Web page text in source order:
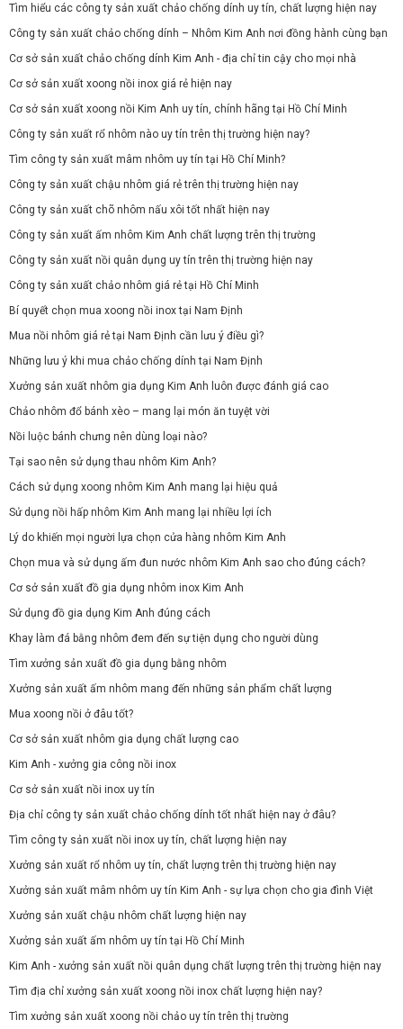
Tìm hiểu các công ty sản xuất chảo chống dính uy tín, chất lượng hiện nay
Công ty sản xuất chảo chống dính – Nhôm Kim Anh nơi đồng hành cùng bạn
Cơ sở sản xuất chảo chống dính Kim Anh - địa chỉ tin cậy cho mọi nhà
Cơ sở sản xuất xoong nồi inox giá rẻ hiện nay
Cơ sở sản xuất xoong nồi Kim Anh uy tín, chính hãng tại Hồ Chí Minh
Công ty sản xuất rổ nhôm nào uy tín trên thị trường hiện nay?
Tìm công ty sản xuất mâm nhôm uy tín tại Hồ Chí Minh?
Công ty sản xuất chậu nhôm giá rẻ trên thị trường hiện nay
Công ty sản xuất chõ nhôm nấu xôi tốt nhất hiện nay
Công ty sản xuất ấm nhôm Kim Anh chất lượng trên thị trường
Công ty sản xuất nồi quân dụng uy tín trên thị trường hiện nay
Công ty sản xuất chảo nhôm giá rẻ tại Hồ Chí Minh
Bí quyết chọn mua xoong nồi inox tại Nam Định
Mua nồi nhôm giá rẻ tại Nam Định cần lưu ý điều gì?
Những lưu ý khi mua chảo chống dính tại Nam Định
Xưởng sản xuất nhôm gia dụng Kim Anh luôn được đánh giá cao
Chảo nhôm đổ bánh xèo – mang lại món ăn tuyệt vời
Nồi luộc bánh chưng nên dùng loại nào?
Tại sao nên sử dụng thau nhôm Kim Anh?
Cách sử dụng xoong nhôm Kim Anh mang lại hiệu quả
Sử dụng nồi hấp nhôm Kim Anh mang lại nhiều lợi ích
Lý do khiến mọi người lựa chọn cửa hàng nhôm Kim Anh
Chọn mua và sử dụng ấm đun nước nhôm Kim Anh sao cho đúng cách?
Cơ sở sản xuất đồ gia dụng nhôm inox Kim Anh
Sử dụng đồ gia dụng Kim Anh đúng cách
Khay làm đá bằng nhôm đem đến sự tiện dụng cho người dùng
Tìm xưởng sản xuất đồ gia dụng bằng nhôm
Xưởng sản xuất ấm nhôm mang đến những sản phẩm chất lượng
Mua xoong nồi ở đâu tốt?
Cơ sở sản xuất nhôm gia dụng chất lượng cao
Kim Anh - xưởng gia công nồi inox
Cơ sở sản xuất nồi inox uy tín
Địa chỉ công ty sản xuất chảo chống dính tốt nhất hiện nay ở đâu?
Tìm công ty sản xuất nồi inox uy tín, chất lượng hiện nay
Xưởng sản xuất rổ nhôm uy tín, chất lượng trên thị trường hiện nay
Xưởng sản xuất mâm nhôm uy tín Kim Anh - sự lựa chọn cho gia đình Việt
Xưởng sản xuất chậu nhôm chất lượng hiện nay
Xưởng sản xuất ấm nhôm uy tín tại Hồ Chí Minh
Kim Anh - xưởng sản xuất nồi quân dụng chất lượng trên thị trường hiện nay
Tìm địa chỉ xưởng sản xuất xoong nồi inox chất lượng hiện nay?
Tìm xưởng sản xuất xoong nồi chảo uy tín trên thị trường